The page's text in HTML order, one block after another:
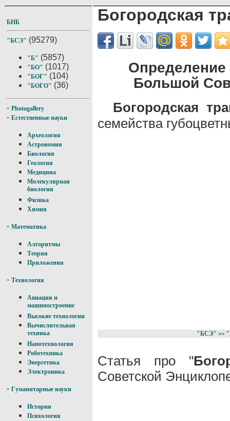
БНБ
"БСЭ" (95279)
"Б" (5857)
"БО" (1017)
"БОГ" (104)
"БОГО" (36)
- Photogallery
- Естественные науки
Археология
Астрономия
Биология
Геология
Медицина
Молекулярная
биология
Физика
Химия
- Математика
Алгоритмы
Теория
Приложения
- Технология
Авиация и
машиностроение
Высокие технологии
Вычислительная
техника
Нанотехнология
Роботехника
Энергетика
Электроника
- Гуманитарные науки
История
Психология
Богородская
Определение
Большой
Богородская
семейства
"БСЭ" >>
Статья про "
Советской